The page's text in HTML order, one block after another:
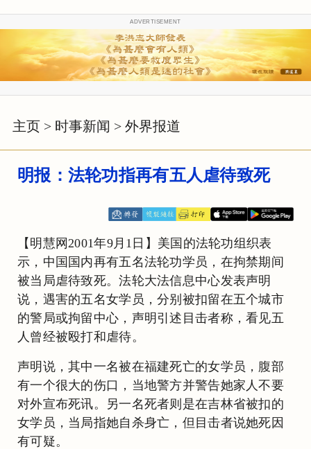
ADVERTISEMENT
主页 > 时事新闻 > 外界报道
明报：法轮功指再有五人虐待致死
【明慧网2001年9月1日】美国的法轮功组织表
示，中国国内再有五名法轮功学员，在拘禁期间
被当局虐待致死。法轮大法信息中心发表声明
说，遇害的五名女学员，分别被扣留在五个城市
的警局或拘留中心，声明引述目击者称，看见五
人曾经被殴打和虐待。
声明说，其中一名被在福建死亡的女学员，腹部
有一个很大的伤口，当地警方并警告她家人不要
对外宣布死讯。另一名死者则是在吉林省被扣的
女学员，当局指她自杀身亡，但目击者说她死因
有可疑。